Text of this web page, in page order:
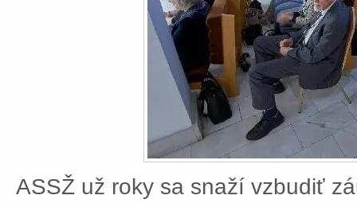
ASSŽ už roky sa snaží vzbudiť